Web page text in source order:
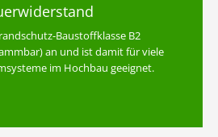
Baustoffklasse B2
an und ist damit für viele
im Hochbau geeignet.